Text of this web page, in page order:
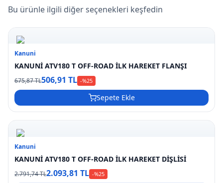
Bu ürünle ilgili diğer seçenekleri keşfedin
Kanuni
KANUNİ ATV180 T OFF-ROAD İLK HAREKET FLANŞI
675,87 TL506,91 TL -%25
Sepete Ekle
Kanuni
KANUNİ ATV180 T OFF-ROAD İLK HAREKET DİŞLİSİ
2.791,74 TL2.093,81 TL -%25